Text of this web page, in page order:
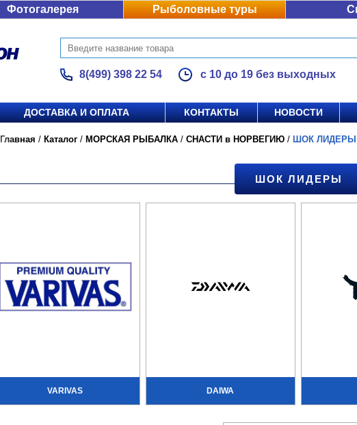
Фотогалерея Рыболовные туры
8(499) 398 22 54 с 10 до 19 без выходных
ДОСТАВКА И ОПЛАТА КОНТАКТЫ НОВОСТИ
Главная / Каталог / МОРСКАЯ РЫБАЛКА / СНАСТИ в НОРВЕГИЮ / ШОК ЛИДЕРЫ
ШОК ЛИДЕРЫ
VARIVAS DAIWA